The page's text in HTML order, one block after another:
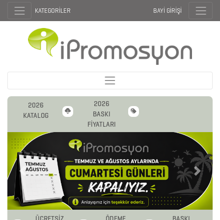
KATEGORİLER BAYİ GİRİŞİ
2026
KATALOG
2026
BASKI
FİYATLARI
Previous Next